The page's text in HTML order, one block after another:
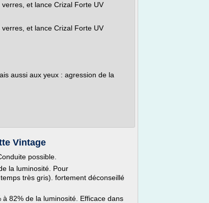
et lance Crizal Forte UV
et lance Crizal Forte UV
aussi aux yeux : agression de la
Vintage
possible.
la luminosité. Pour
très gris). fortement déconseillé
82% de la luminosité. Efficace dans